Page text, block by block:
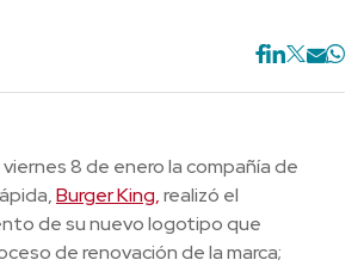
8 de enero la compañía de
Burger King,realizó el
de su nuevo logotipo que
de renovación de la marca;